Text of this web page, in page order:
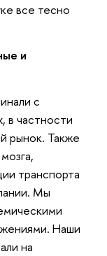
все тесно
и
с
в частности
рынок. Также
транспорта
Мы
Наши
на